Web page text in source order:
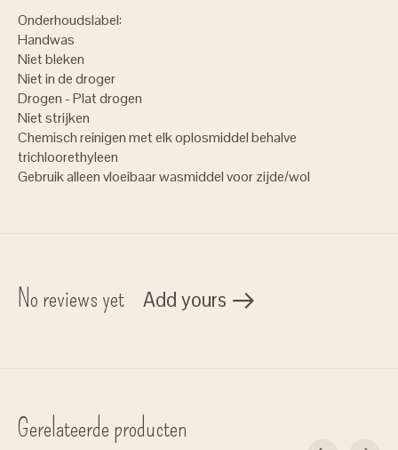
Onderhoudslabel:
Handwas
Niet bleken
Niet in de droger
Drogen - Plat drogen
Niet strijken
Chemisch reinigen met elk oplosmiddel behalve
trichloorethyleen
Gebruik alleen vloeibaar wasmiddel voor zijde/wol
No reviews yet Add yours
Gerelateerde producten